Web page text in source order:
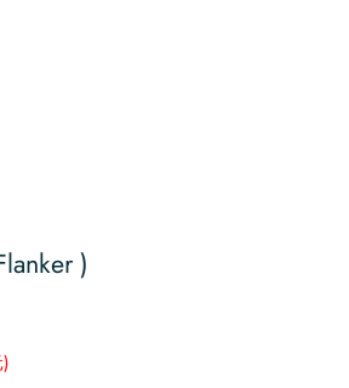
)
)